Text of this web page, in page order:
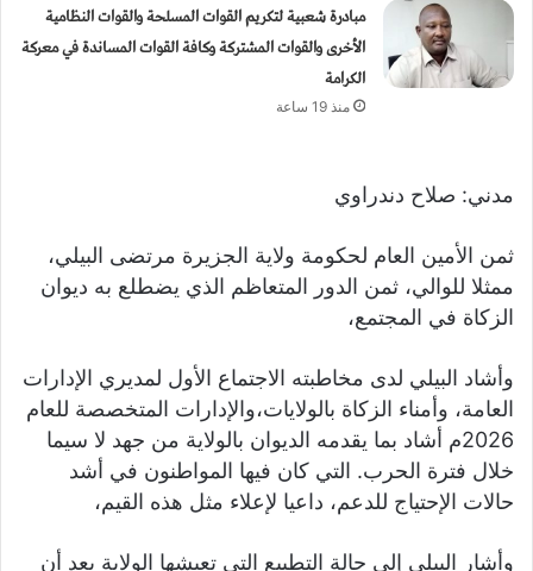
مبادرة شعبية لتكريم القوات المسلحة والقوات النظامية
الأخرى والقوات المشتركة وكافة القوات المساندة في معركة
الكرامة
منذ 19 ساعة
مدني: صلاح دندراوي
ثمن الأمين العام لحكومة ولاية الجزيرة مرتضى البيلي،
ممثلا للوالي، ثمن الدور المتعاظم الذي يضطلع به ديوان
الزكاة في المجتمع،
وأشاد البيلي لدى مخاطبته الاجتماع الأول لمديري الإدارات
العامة، وأمناء الزكاة بالولايات،والإدارات المتخصصة للعام
2026م أشاد بما يقدمه الديوان بالولاية من جهد لا سيما
خلال فترة الحرب. التي كان فيها المواطنون في أشد
حالات الإحتياج للدعم، داعيا لإعلاء مثل هذه القيم،
وأشار البيلي إلى حالة التطبيع التي تعيشها الولاية بعد أن